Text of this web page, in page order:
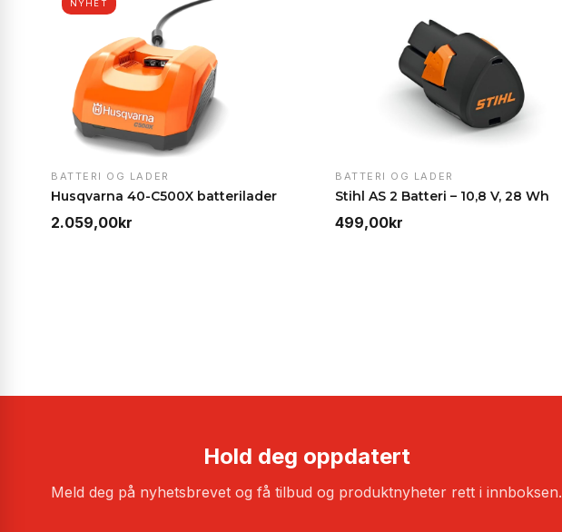
NYHET
BATTERI OG LADER
Husqvarna 40-C500X batterilader
2.059,00kr
BATTERI OG LADER
Stihl AS 2 Batteri – 10,8 V, 28 Wh
499,00kr
Hold deg oppdatert
Meld deg på nyhetsbrevet og få tilbud og produktnyheter rett i innboksen.